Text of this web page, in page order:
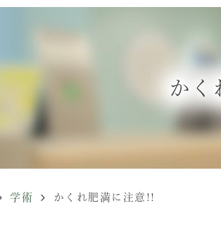
かく
学術 かくれ肥満に注意!!